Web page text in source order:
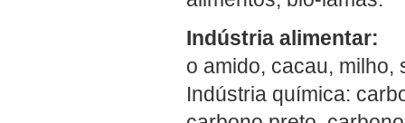
Indústria alimentar:
o amido, cacau, milho,
Indústria química: